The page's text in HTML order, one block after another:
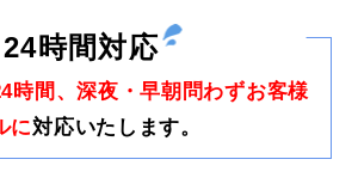
24時間対応
時間、深夜・早朝問わずお客様
に対応いたします。